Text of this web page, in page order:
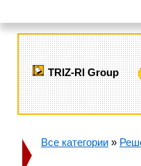
TRIZ-RI Group
Все категории »